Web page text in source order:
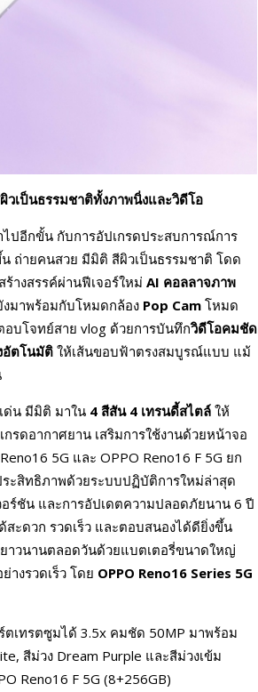
วเป็นธรรมชาติทั้งภาพนิ่งและวิดีโอ
ไปอีกขั้น กับการอัปเกรดประสบการณ์การ
ถ่ายคนสวย มีมิติ สีผิวเป็นธรรมชาติ โดด
างสรรค์ผ่านฟีเจอร์ใหม่ AI คอลลาจภาพ
งมาพร้อมกับโหมดกล้อง Pop Cam โหมด
บโจทย์สาย vlog ด้วยการบันทึกวิดีโอคมชัด
อัตโนมัติ ให้เส้นขอบฟ้าตรงสมบูรณ์แบบ แม้
ด่น มีมิติ มาใน 4 สีสัน 4 เทรนดี้สไตล์ ให้
รดอากาศยาน เสริมการใช้งานด้วยหน้าจอ
5G และ OPPO Reno16 F 5G ยก
ะสิทธิภาพด้วยระบบปฏิบัติการใหม่ล่าสุด
อร์ชัน และการอัปเดตความปลอดภัยนาน 6 ปี
สะดวก รวดเร็ว และตอบสนองได้ดียิ่งขึ้น
าวนานตลอดวันด้วยแบตเตอรี่ขนาดใหญ่
างรวดเร็ว โดย OPPO Reno16 Series 5G
เทรตซูมได้ 3.5x คมชัด 50MP มาพร้อม
สีม่วง Dream Purple และสีม่วงเข้ม
Reno16 F 5G (8+256GB)